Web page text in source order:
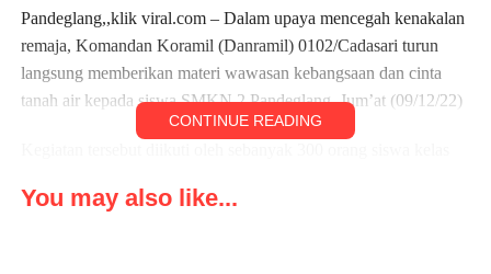
Pandeglang,,klik viral.com – Dalam upaya mencegah kenakalan
remaja, Komandan Koramil (Danramil) 0102/Cadasari turun
langsung memberikan materi wawasan kebangsaan dan cinta
tanah air kepada siswa SMKN 2 Pandeglang, Jum’at (09/12/22)
jalan lintas AMD Kelurahan Kabayan Kecamatan Pandeglang
CONTINUE READING
You may also like...